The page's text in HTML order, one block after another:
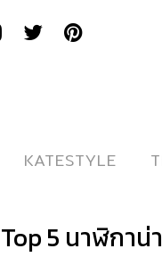
KATESTYLE
KATESTYLE
Top 5 นาฬิกา